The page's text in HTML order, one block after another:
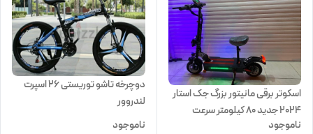
اسکوتر برقی مانیتور بزرگ جک استار
2024 جدید ۸۰ کیلومتر سرعت
ناموجود
دوچرخه تاشو توریستی 26 اسپرت
لندروور
ناموجود